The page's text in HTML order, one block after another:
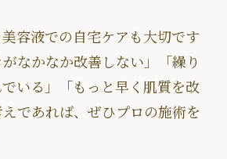
容液での自宅ケアも大切です
なかなか改善しない」「繰り
いる」「もっと早く肌質を改
であれば、ぜひプロの施術を